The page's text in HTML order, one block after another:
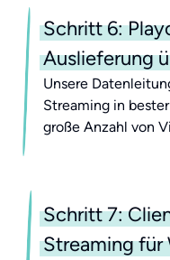
Schritt 6:
Auslieferung
Unsere
Streaming in
große Anzahl von
Schritt 7:
Streaming für